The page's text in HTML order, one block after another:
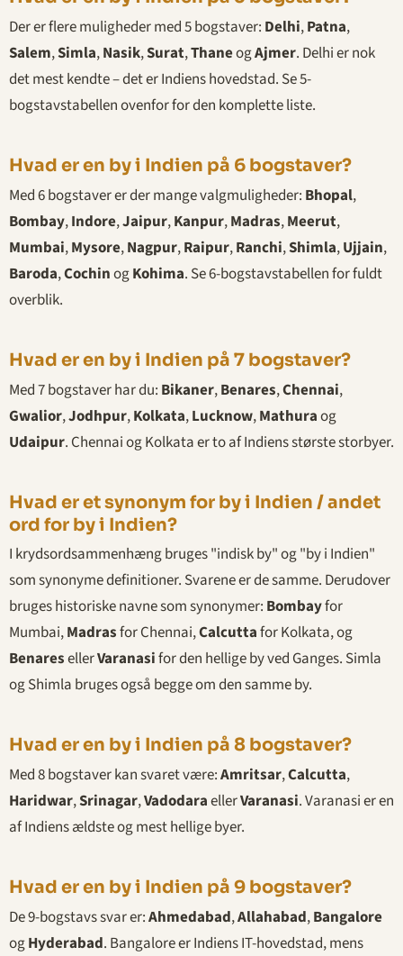
Der er flere muligheder med 5 bogstaver: Delhi,Patna,
Salem,Simla,Nasik,Surat,ThaneogAjmer. Delhi er nok
det mest kendte – det er Indiens hovedstad. Se 5-
bogstavstabellen ovenfor for den komplette liste.
Hvad er en by i Indien på 6 bogstaver?
Med 6 bogstaver er der mange valgmuligheder: Bhopal,
Bombay,Indore,Jaipur,Kanpur,Madras,Meerut,
Mumbai,Mysore,Nagpur,Raipur,Ranchi,Shimla,Ujjain,
Baroda,CochinogKohima. Se 6-bogstavstabellen for fuldt
overblik.
Hvad er en by i Indien på 7 bogstaver?
Med 7 bogstaver har du: Bikaner,Benares,Chennai,
Gwalior,Jodhpur,Kolkata,Lucknow,Mathuraog
Udaipur. Chennai og Kolkata er to af Indiens største storbyer.
Hvad er et synonym for by i Indien / andet
ord for by i Indien?
I krydsordsammenhæng bruges "indisk by" og "by i Indien"
som synonyme definitioner. Svarene er de samme. Derudover
bruges historiske navne som synonymer: Bombayfor
Mumbai,Madrasfor Chennai,Calcuttafor Kolkata, og
BenaresellerVaranasifor den hellige by ved Ganges. Simla
og Shimla bruges også begge om den samme by.
Hvad er en by i Indien på 8 bogstaver?
Med 8 bogstaver kan svaret være:Amritsar,Calcutta,
Haridwar,Srinagar,VadodaraellerVaranasi. Varanasi er en
af Indiens ældste og mest hellige byer.
Hvad er en by i Indien på 9 bogstaver?
De 9-bogstavs svar er:Ahmedabad,Allahabad,Bangalore
ogHyderabad. Bangalore er Indiens IT-hovedstad, mens